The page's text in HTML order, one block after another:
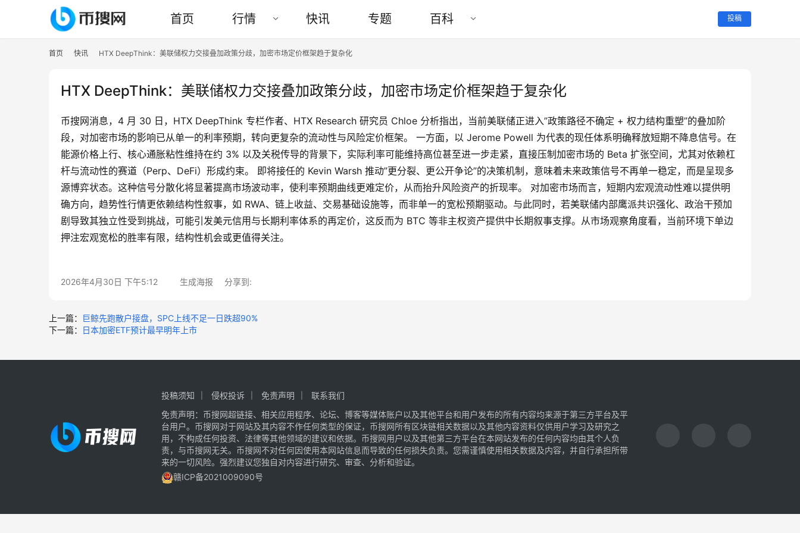
首页 行情 快讯 专题 百科 投稿
首页 快讯 HTX DeepThink：美联储权力交接叠加政策分歧，加密市场定价框架趋于复杂化
HTX DeepThink：美联储权力交接叠加政策分歧，加密市场定价框架趋于复杂化
币搜网消息，4 月 30 日，HTX DeepThink 专栏作者、HTX Research 研究员 Chloe 分析指出，当前美联储正进入”政策路径不确定 + 权力结构重塑”的叠加阶
段，对加密市场的影响已从单一的利率预期，转向更复杂的流动性与风险定价框架。 一方面，以 Jerome Powell 为代表的现任体系明确释放短期不降息信号。在
能源价格上行、核心通胀粘性维持在约 3% 以及关税传导的背景下，实际利率可能维持高位甚至进一步走紧，直接压制加密市场的 Beta 扩张空间，尤其对依赖杠
杆与流动性的赛道（Perp、DeFi）形成约束。 即将接任的 Kevin Warsh 推动”更分裂、更公开争论”的决策机制，意味着未来政策信号不再单一稳定，而是呈现多
源博弈状态。这种信号分散化将显著提高市场波动率，使利率预期曲线更难定价，从而抬升风险资产的折现率。 对加密市场而言，短期内宏观流动性难以提供明
确方向，趋势性行情更依赖结构性叙事，如 RWA、链上收益、交易基础设施等，而非单一的宽松预期驱动。与此同时，若美联储内部鹰派共识强化、政治干预加
剧导致其独立性受到挑战，可能引发美元信用与长期利率体系的再定价，这反而为 BTC 等非主权资产提供中长期叙事支撑。从市场观察角度看，当前环境下单边
押注宏观宽松的胜率有限，结构性机会或更值得关注。
2026年4月30日 下午5:12 生成海报 分享到:
上一篇：
巨鲸先跑散户接盘，SPC上线不足一日跌超90%
下一篇：
日本加密ETF预计最早明年上市
投稿须知 侵权投诉 免责声明
联系我们
免责声明：币搜网超链接、相关应用程序、论坛、博客等媒体账户以及其他平台和用户发布的所有内容均来源于第三方平台及平
台用户。币搜网对于网站及其内容不作任何类型的保证，币搜网所有区块链相关数据以及其他内容资料仅供用户学习及研究之
用，不构成任何投资、法律等其他领域的建议和依据。币搜网用户以及其他第三方平台在本网站发布的任何内容均由其个人负
责，与币搜网无关。币搜网不对任何因使用本网站信息而导致的任何损失负责。您需谨慎使用相关数据及内容，并自行承担所带
来的一切风险。强烈建议您独自对内容进行研究、审查、分析和验证。
赣ICP备2021009090号